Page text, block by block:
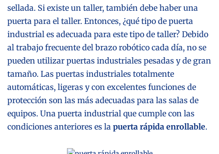
sellada. Si existe un taller, también debe haber una
puerta para el taller. Entonces, ¿qué tipo de puerta
industrial es adecuada para este tipo de taller? Debido
al trabajo frecuente del brazo robótico cada día, no se
pueden utilizar puertas industriales pesadas y de gran
tamaño. Las puertas industriales totalmente
automáticas, ligeras y con excelentes funciones de
protección son las más adecuadas para las salas de
equipos. Una puerta industrial que cumple con las
condiciones anteriores es la puerta rápida enrollable.